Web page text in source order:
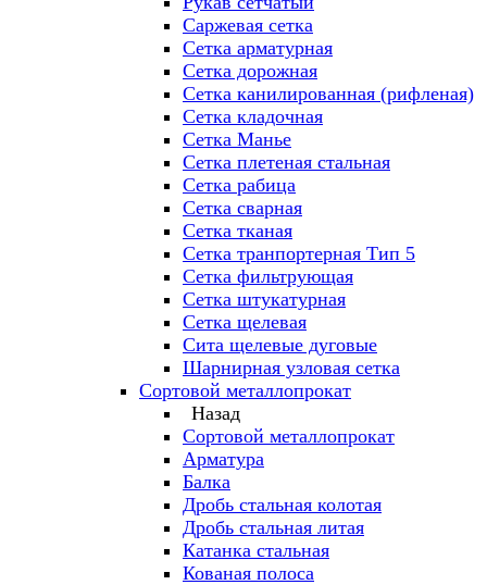
Саржевая сетка
Сетка арматурная
Сетка дорожная
Сетка канилированная (рифленая)
Сетка кладочная
Сетка Манье
Сетка плетеная стальная
Сетка рабица
Сетка сварная
Сетка тканая
Сетка транпортерная Тип 5
Сетка фильтрующая
Сетка штукатурная
Сетка щелевая
Сита щелевые дуговые
Шарнирная узловая сетка
Сортовой металлопрокат
Назад
Сортовой металлопрокат
Арматура
Балка
Дробь стальная колотая
Дробь стальная литая
Катанка стальная
Кованая полоса